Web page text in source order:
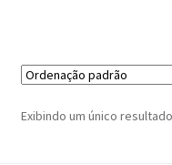
Exibindo um único resultado